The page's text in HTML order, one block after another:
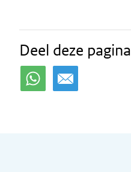
Deel deze pagina